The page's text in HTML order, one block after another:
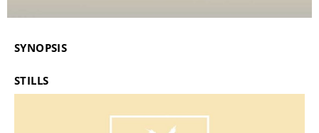
SYNOPSIS
STILLS